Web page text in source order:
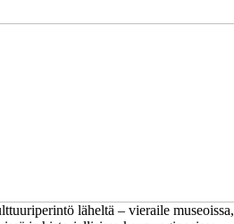
läheltä – vieraile museoissa,